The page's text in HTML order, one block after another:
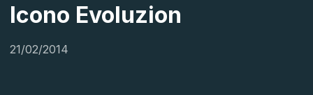
Icono Evoluzion
21/02/2014